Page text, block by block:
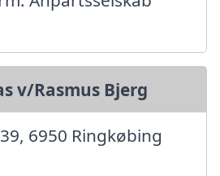
v/Rasmus Bjerg
6950 Ringkøbing